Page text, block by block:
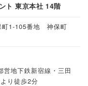
ト 東京本社 14階
町1-105番地 神保町
営地下鉄新宿線・三田
り徒歩2分